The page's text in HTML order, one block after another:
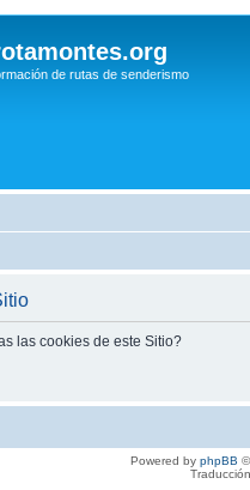
de rutas de senderismo
las cookies de este Sitio?
Powered by phpBB